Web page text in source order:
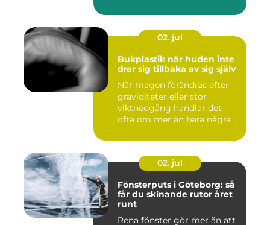
02. jul
Bukplastik när huden inte
drar sig tillbaka av sig själv
När magen förändras efter
graviditeter eller stor
viktnedgång handlar det
ofta om mer än bara några ...
02. jul
Fönsterputs i Göteborg: så
får du skinande rutor året
runt
Rena fönster gör mer än att